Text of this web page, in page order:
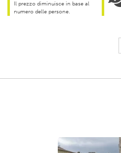
Il prezzo diminuisce in base al
numero delle persone.